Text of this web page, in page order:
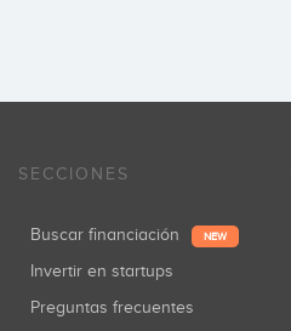
SECCIONES
Buscar financiación NEW
Invertir en startups
Preguntas frecuentes